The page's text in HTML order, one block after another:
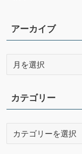
アーカイブ
イ
ブ
カテゴリー